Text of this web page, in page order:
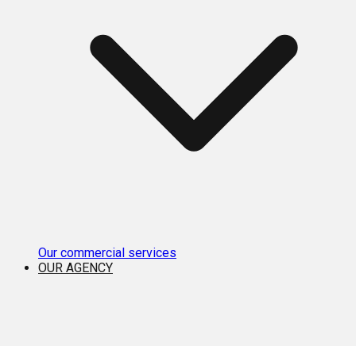
Our commercial services
OUR AGENCY